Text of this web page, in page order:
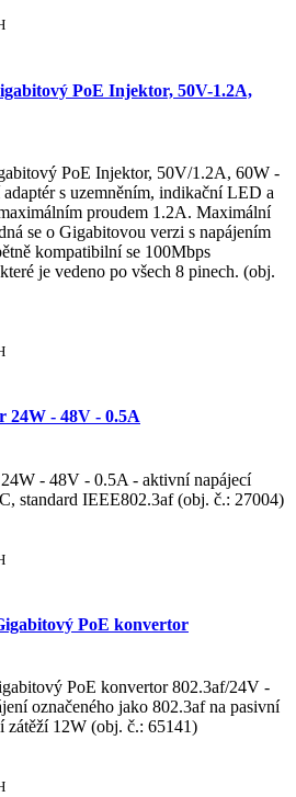
PoE Injektor, 50V-1.2A,
PoE Injektor, 50V/1.2A, 60W -
s uzemněním, indikační LED a
proudem 1.2A. Maximální
se o Gigabitovou verzi s napájením
kompatibilní se 100Mbps
je vedeno po všech 8 pinech. (obj.
24W - 48V - 0.5A
- 48V - 0.5A - aktivní napájecí
standard IEEE802.3af (obj. č.: 27004)
PoE konvertor
PoE konvertor 802.3af/24V -
označeného jako 802.3af na pasivní
12W (obj. č.: 65141)